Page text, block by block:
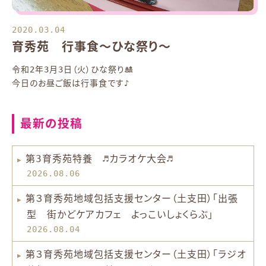
2020.03.04
育秀苑 行事食～ひな祭り～
令和2年3月3日（火）ひな祭り🎎
今日のお昼ご飯は行事食です♪
最新の投稿
第3育秀苑特養 ♬カラオケ大会♬
2026.08.06
第３育秀苑地域包括支援センター（土支田）「出張
型 街かどケアカフェ よっこいしょくらぶ」
2026.08.04
第３育秀苑地域包括支援センター（土支田）「ラジオ